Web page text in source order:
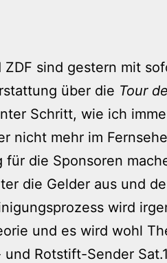
ZDF sind gestern mit
über die Tour
Schritt, wie ich
nicht mehr im
für die Sponsoren
die Gelder aus und
wird
und es wird wohl
und Rotstift-Sender